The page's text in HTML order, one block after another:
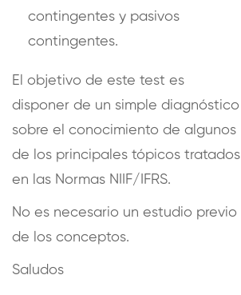
contingentes y pasivos
contingentes.
El objetivo de este test es
disponer de un simple diagnóstico
sobre el conocimiento de algunos
de los principales tópicos tratados
en las Normas NIIF/IFRS.
No es necesario un estudio previo
de los conceptos.
Saludos